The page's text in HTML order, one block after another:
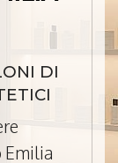
DI
Emilia